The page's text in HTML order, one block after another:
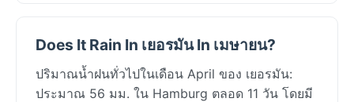
Does It Rain In เยอรมัน In เมษายน?
ปริมาณน้ำฝนทั่วไปในเดือน April ของ เยอรมัน:
ประมาณ 56 มม. ใน Hamburg ตลอด 11 วัน โดยมี